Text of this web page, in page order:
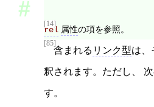
[14]
rel 属性の項を参照。
[85]
含まれる リンク型は、
釈されます。ただし、
す。